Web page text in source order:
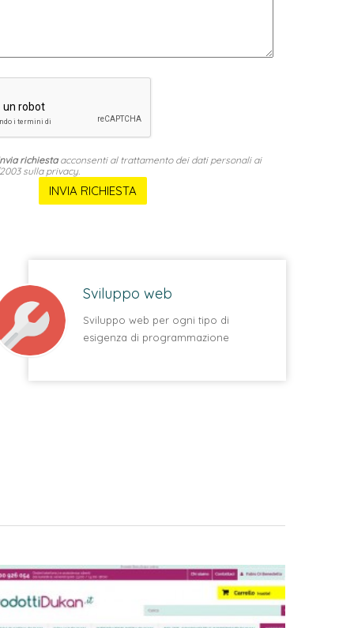
richiestaacconsenti al trattamento dei dati personali ai
sulla privacy.
Sviluppo web
Sviluppo web per ogni tipo di
esigenza di programmazione